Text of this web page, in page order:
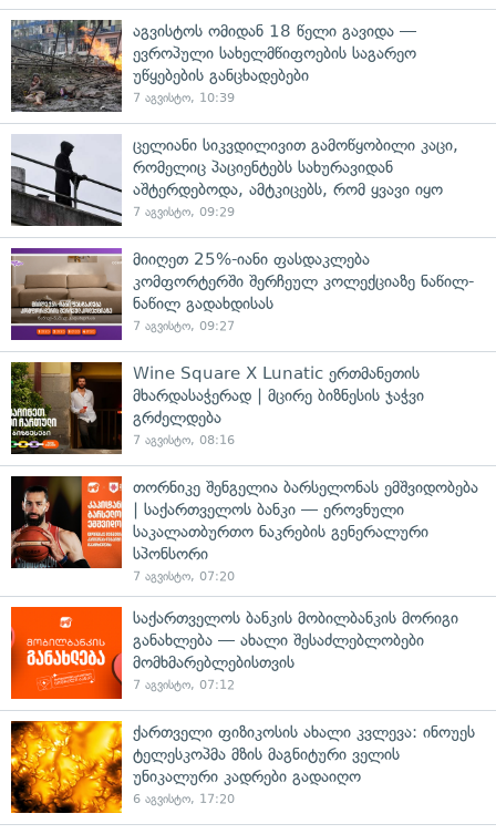
აგვისტოს ომიდან 18 წელი გავიდა —
ევროპული სახელმწიფოების საგარეო
უწყებების განცხადებები
7 აგვისტო, 10:39
ცელიანი სიკვდილივით გამოწყობილი კაცი,
რომელიც პაციენტებს სახურავიდან
აშტერდებოდა, ამტკიცებს, რომ ყვავი იყო
7 აგვისტო, 09:29
მიიღეთ 25%-იანი ფასდაკლება
კომფორტერში შერჩეულ კოლექციაზე ნაწილ-
ნაწილ გადახდისას
7 აგვისტო, 09:27
Wine Square X Lunatic ერთმანეთის
მხარდასაჭერად | მცირე ბიზნესის ჯაჭვი
გრძელდება
7 აგვისტო, 08:16
თორნიკე შენგელია ბარსელონას ემშვიდობება
| საქართველოს ბანკი — ეროვნული
საკალათბურთო ნაკრების გენერალური
სპონსორი
7 აგვისტო, 07:20
საქართველოს ბანკის მობილბანკის მორიგი
განახლება — ახალი შესაძლებლობები
მომხმარებლებისთვის
7 აგვისტო, 07:12
ქართველი ფიზიკოსის ახალი კვლევა: ინოუეს
ტელესკოპმა მზის მაგნიტური ველის
უნიკალური კადრები გადაიღო
6 აგვისტო, 17:20